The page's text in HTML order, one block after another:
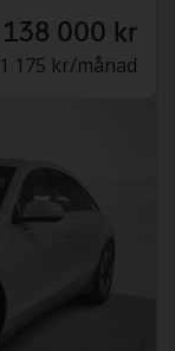
138 000 kr
1 175 kr/månad